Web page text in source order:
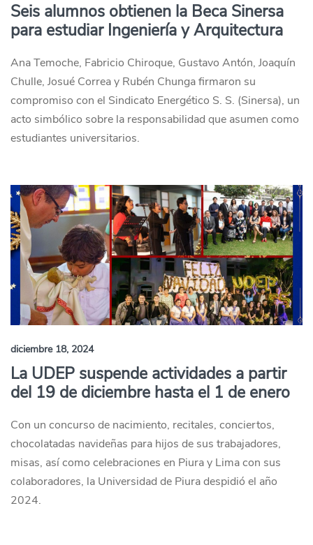
Seis alumnos obtienen la Beca Sinersa
para estudiar Ingeniería y Arquitectura
Ana Temoche, Fabricio Chiroque, Gustavo Antón, Joaquín
Chulle, Josué Correa y Rubén Chunga firmaron su
compromiso con el Sindicato Energético S. S. (Sinersa), un
acto simbólico sobre la responsabilidad que asumen como
estudiantes universitarios.
diciembre 18, 2024
La UDEP suspende actividades a partir
del 19 de diciembre hasta el 1 de enero
Con un concurso de nacimiento, recitales, conciertos,
chocolatadas navideñas para hijos de sus trabajadores,
misas, así como celebraciones en Piura y Lima con sus
colaboradores, la Universidad de Piura despidió el año
2024.